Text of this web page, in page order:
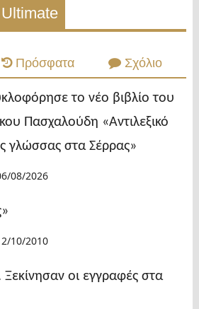
Πρόσφατα Σχόλιο
το νέο βιβλίο του
Πασχαλούδη «Αντιλεξικό
γλώσσας στα Σέρρας»
08/2026
10/2010
Ξεκίνησαν οι εγγραφές στα